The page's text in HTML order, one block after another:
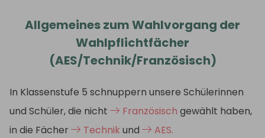
Allgemeines zum Wahlvorgang der
Wahlpflichtfächer
(AES/Technik/Französisch)
In Klassenstufe 5 schnuppern unsere Schülerinnen
und Schüler, die nicht
Französisch gewählt haben,
in die Fächer
Technik und
AES.